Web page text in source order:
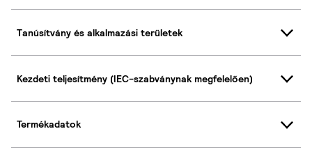
Tanúsítvány és alkalmazási területek
Kezdeti teljesítmény (IEC-szabványnak megfelelően)
Termékadatok